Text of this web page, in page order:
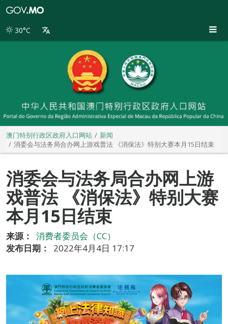
别
30°C
澳门特别行政区政府入口网站
新闻
消委会与法务局合办网上游戏普法 《消保法》特别大赛本月15日结束
消委会与法务局合办网上游
戏普法 《消保法》特别大赛
本月15日结束
来源：
消费者委员会（CC）
发布日期：
2022年4月4日 17:17